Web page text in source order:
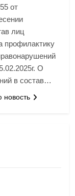
от
лиц
профилактику
О
в состав…
новость